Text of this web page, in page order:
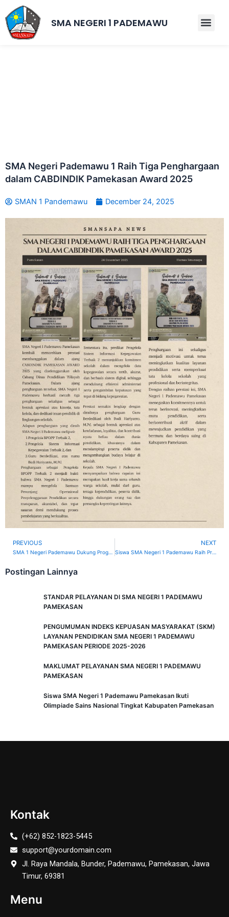
to
content
SMA NEGERI 1 PADEMAWU
SMA Negeri Pademawu 1 Raih Tiga Penghargaan
dalam CABDINDIK Pamekasan Award 2025
SMAN 1 Pandemawu December 24, 2025
Prev
PREVIOUS
SMA 1 Negeri Pademawu Dukung Program GEMAR dalam Pelaksanaan Pengambilan Rapor Siswa
NEXT
Siswa SMA Negeri 1 Pademawu Raih Prestasi di Ajang Pencak Silat UIM Cup III Se-Madura
Postingan Lainnya
STANDAR PELAYANAN DI SMA NEGERI 1 PADEMAWU
PAMEKASAN
PENGUMUMAN INDEKS KEPUASAN MASYARAKAT (SKM)
LAYANAN PENDIDIKAN SMA NEGERI 1 PADEMAWU
PAMEKASAN PERIODE 2025-2026
MAKLUMAT PELAYANAN SMA NEGERI 1 PADEMAWU
PAMEKASAN
Siswa SMA Negeri 1 Pademawu Pamekasan Ikuti
Olimpiade Sains Nasional Tingkat Kabupaten Pamekasan
Kontak
(+62) 852-1823-5445
support@yourdomain.com
Jl. Raya Mandala, Bunder, Pademawu, Pamekasan, Jawa
Timur, 69381
Menu